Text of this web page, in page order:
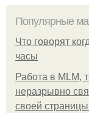
Популярные
Что говорят
часы
Работа в MLM,
неразрывно
своей страницы